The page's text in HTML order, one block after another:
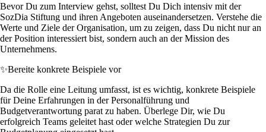
Bevor Du zum Interview gehst, solltest Du Dich intensiv mit der
SozDia Stiftung und ihren Angeboten auseinandersetzen. Verstehe die
Werte und Ziele der Organisation, um zu zeigen, dass Du nicht nur an
der Position interessiert bist, sondern auch an der Mission des
Unternehmens.
✨Bereite konkrete Beispiele vor
Da die Rolle eine Leitung umfasst, ist es wichtig, konkrete Beispiele
für Deine Erfahrungen in der Personalführung und
Budgetverantwortung parat zu haben. Überlege Dir, wie Du
erfolgreich Teams geleitet hast oder welche Strategien Du zur